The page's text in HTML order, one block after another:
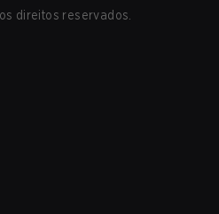
direitos reservados.